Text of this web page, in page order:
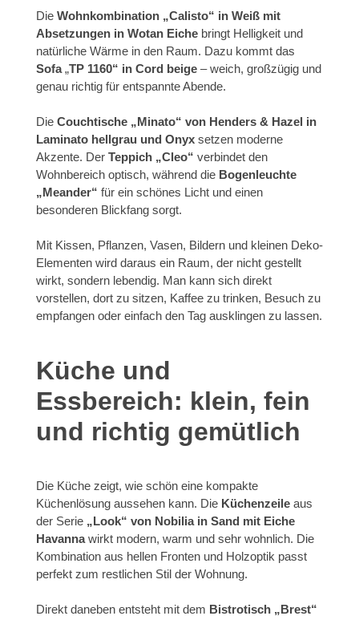
Die Wohnkombination „Calisto“ in Weiß mit
Absetzungen in Wotan Eiche bringt Helligkeit und
natürliche Wärme in den Raum. Dazu kommt das
Sofa„TP 1160“ in Cord beige – weich, großzügig und
genau richtig für entspannte Abende.
Die Couchtische „Minato“ von Henders & Hazel in
Laminato hellgrau und Onyx setzen moderne
Akzente. Der Teppich „Cleo“ verbindet den
Wohnbereich optisch, während die Bogenleuchte
„Meander“ für ein schönes Licht und einen
besonderen Blickfang sorgt.
Mit Kissen, Pflanzen, Vasen, Bildern und kleinen Deko-
Elementen wird daraus ein Raum, der nicht gestellt
wirkt, sondern lebendig. Man kann sich direkt
vorstellen, dort zu sitzen, Kaffee zu trinken, Besuch zu
empfangen oder einfach den Tag ausklingen zu lassen.
Küche und
Essbereich: klein, fein
und richtig gemütlich
Die Küche zeigt, wie schön eine kompakte
Küchenlösung aussehen kann. Die Küchenzeile aus
der Serie „Look“ von Nobilia in Sand mit Eiche
Havannawirkt modern, warm und sehr wohnlich. Die
Kombination aus hellen Fronten und Holzoptik passt
perfekt zum restlichen Stil der Wohnung.
Direkt daneben entsteht mit dem Bistrotisch „Brest“